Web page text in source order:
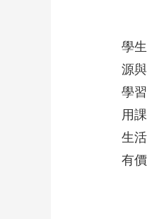
學
源
學
用
生
有